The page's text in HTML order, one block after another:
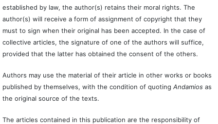
established by law, the author(s) retains their moral rights. The
author(s) will receive a form of assignment of copyright that they
must to sign when their original has been accepted. In the case of
collective articles, the signature of one of the authors will suffice,
provided that the latter has obtained the consent of the others.
Authors may use the material of their article in other works or books
published by themselves, with the condition of quoting Andamiosas
the original source of the texts.
The articles contained in this publication are the responsibility of